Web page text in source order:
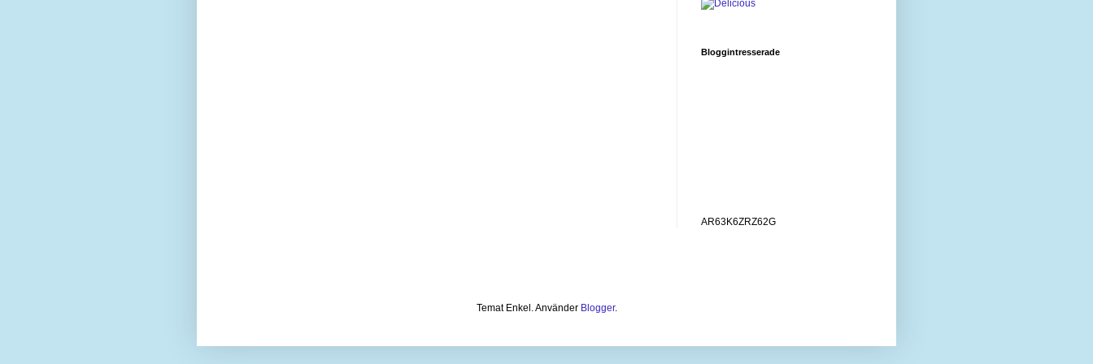
Bloggintresserade
AR63K6ZRZ62G
Temat Enkel. Använder Blogger.